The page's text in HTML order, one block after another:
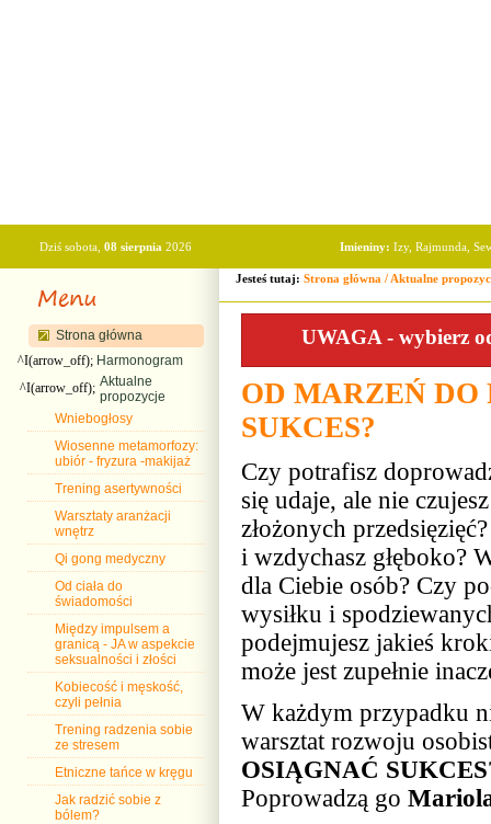
Dziś sobota, 08 sierpnia 2026 Imieniny: Izy, Rajmunda,
Strona główna
^I(arrow_off); Harmonogram
^I(arrow_off); Aktualne
propozycje
Wniebogłosy
Wiosenne metamorfozy:
ubiór - fryzura -makijaż
Trening asertywności
Warsztaty aranżacji
wnętrz
Qi gong medyczny
Od ciała do
świadomości
Między impulsem a
granicą - JA w aspekcie
seksualności i złości
Kobiecość i męskość,
czyli pełnia
Trening radzenia sobie
ze stresem
Etniczne tańce w kręgu
Jak radzić sobie z
bólem?
Jesteś tutaj: Strona główna / Aktualne
UWAGA - wybierz
OD MARZEŃ
SUKCES?
Czy potrafisz
się udaje, ale nie
złożonych
i wzdychasz głęboko?
dla Ciebie osób? Czy
wysiłku i
podejmujesz jakieś
może jest zupełnie
W każdym przypadku
warsztat rozwoju
OSIĄGNAĆ
Poprowadzą go